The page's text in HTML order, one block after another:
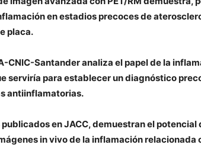
en estadios precoces de
placa.
CNIC-Santander analiza el papel de la
serviría para establecer un diagnóstico
antiinflamatorias.
enJACC, demuestran el potencial
in vivo de la inflamación